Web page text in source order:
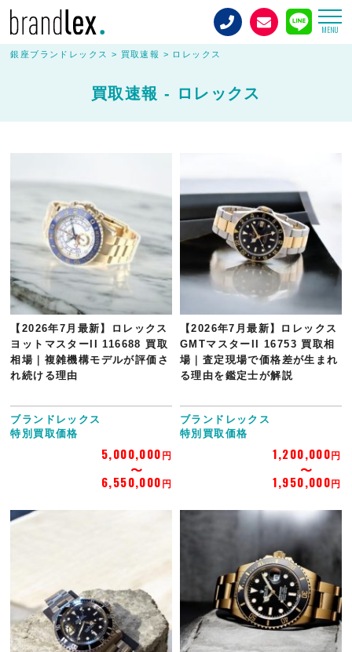
MENU
銀座ブランドレックス > 買取速報 > ロレックス
買取速報 - ロレックス
【2026年7月最新】ロレックス
ヨットマスターII 116688 買取
相場｜複雑機構モデルが評価さ
れ続ける理由
ブランドレックス
特別買取価格
5,000,000円
6,550,000円
【2026年7月最新】ロレックス
GMTマスターII 16753 買取相
場｜査定現場で価格差が生まれ
る理由を鑑定士が解説
ブランドレックス
特別買取価格
1,200,000円
1,950,000円